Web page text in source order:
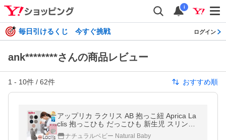
i
毎日引けるくじ 今すぐ挑戦 ログイン
ank********さんの商品レビュー
1 - 10件 / 62件 おすすめ順
アップリカ ラクリス AB 抱っこ紐 Aprica La
clis 抱っこひも だっこひも 新生児 スリング
赤ちゃん 縦抱き ベビー 赤ちゃん メッシュ
ナチュラルベビー Natural Baby